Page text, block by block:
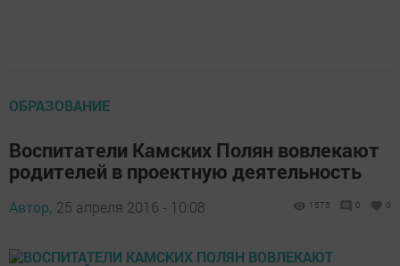
ОБРАЗОВАНИЕ
Воспитатели Камских Полян вовлекают
родителей в проектную деятельность
Автор, 25 апреля 2016 - 10:08 1575 0 0